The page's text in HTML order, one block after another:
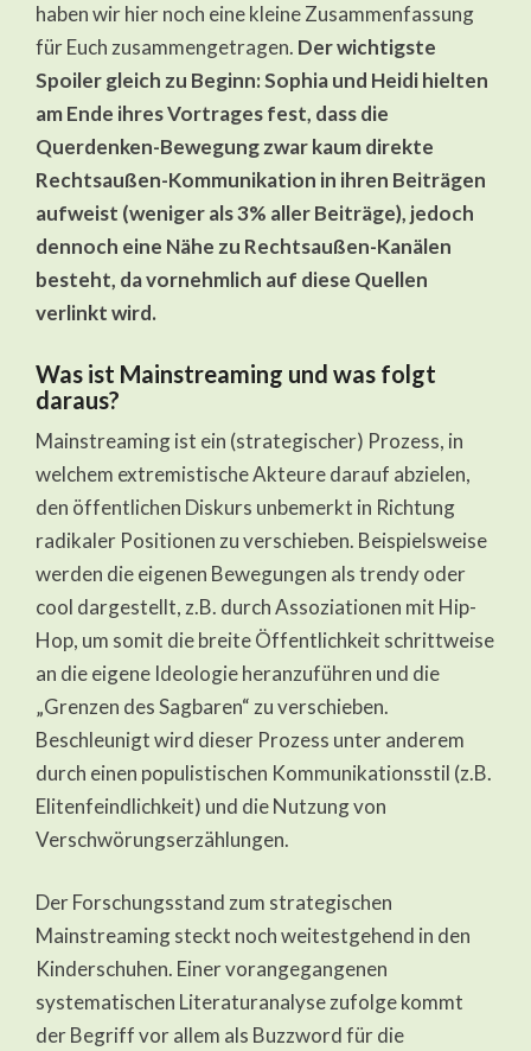
haben wir hier noch eine kleine Zusammenfassung
für Euch zusammengetragen. Der wichtigste
Spoiler gleich zu Beginn: Sophia und Heidi hielten
am Ende ihres Vortrages fest, dass die
Querdenken-Bewegung zwar kaum direkte
Rechtsaußen-Kommunikation in ihren Beiträgen
aufweist (weniger als 3% aller Beiträge), jedoch
dennoch eine Nähe zu Rechtsaußen-Kanälen
besteht, da vornehmlich auf diese Quellen
verlinkt wird.
Was ist Mainstreaming und was folgt
daraus?
Mainstreaming ist ein (strategischer) Prozess, in
welchem extremistische Akteure darauf abzielen,
den öffentlichen Diskurs unbemerkt in Richtung
radikaler Positionen zu verschieben. Beispielsweise
werden die eigenen Bewegungen als trendy oder
cool dargestellt, z.B. durch Assoziationen mit Hip-
Hop, um somit die breite Öffentlichkeit schrittweise
an die eigene Ideologie heranzuführen und die
„Grenzen des Sagbaren“ zu verschieben.
Beschleunigt wird dieser Prozess unter anderem
durch einen populistischen Kommunikationsstil (z.B.
Elitenfeindlichkeit) und die Nutzung von
Verschwörungserzählungen.
Der Forschungsstand zum strategischen
Mainstreaming steckt noch weitestgehend in den
Kinderschuhen. Einer vorangegangenen
systematischen Literaturanalyse zufolge kommt
der Begriff vor allem als Buzzword für die